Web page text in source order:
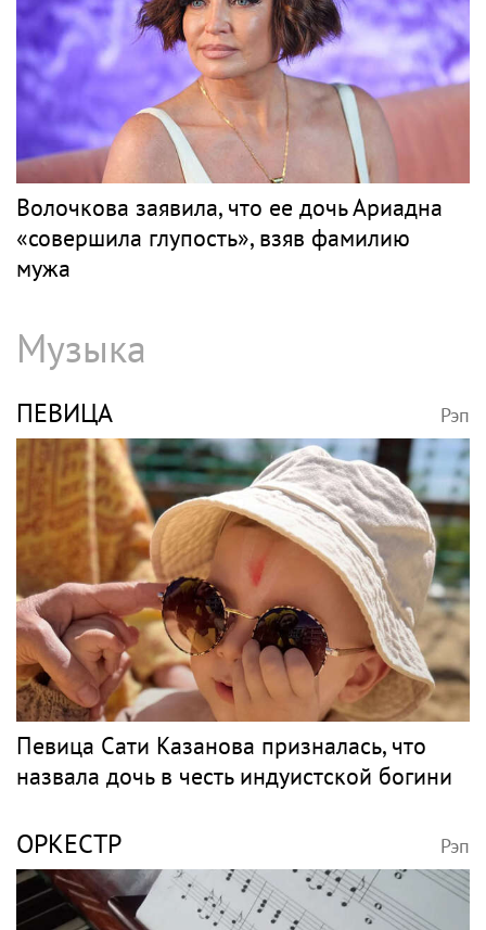
Волочкова заявила, что ее дочь Ариадна
«совершила глупость», взяв фамилию
мужа
Музыка
ПЕВИЦА Рэп
Певица Сати Казанова призналась, что
назвала дочь в честь индуистской богини
ОРКЕСТР Рэп